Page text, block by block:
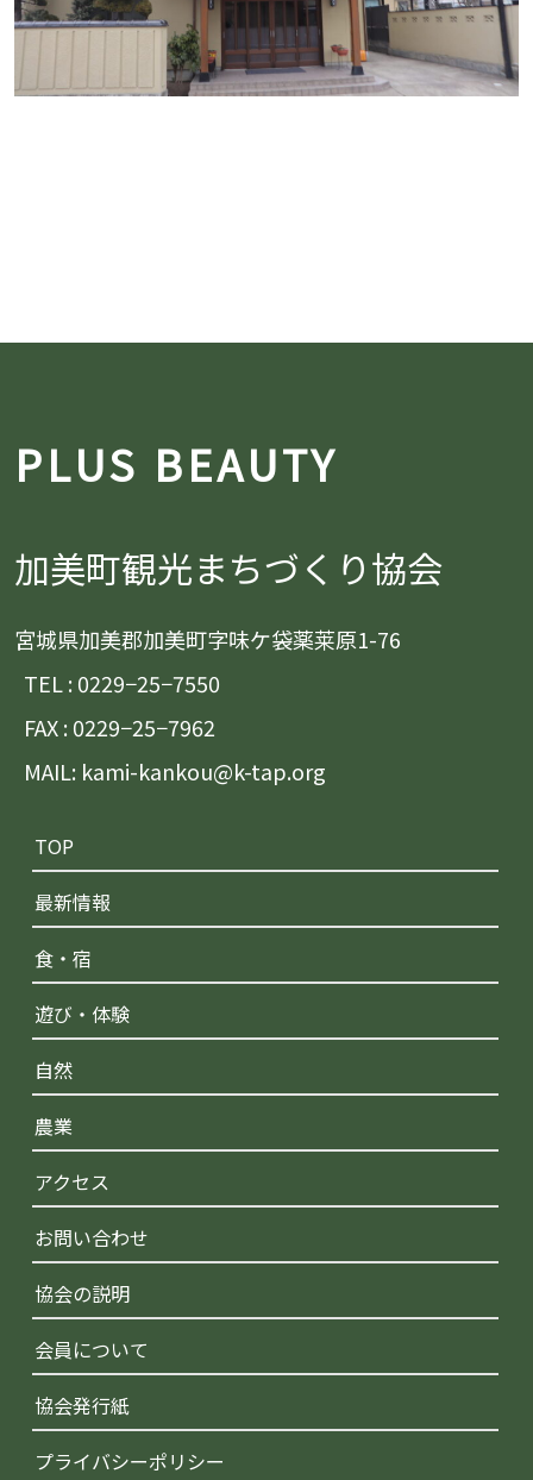
PLUS BEAUTY
加美町観光まちづくり協会
宮城県加美郡加美町字味ケ袋薬莱原1-76
TEL : 0229−25−7550
FAX : 0229−25−7962
MAIL: kami-kankou@k-tap.org
TOP
最新情報
食・宿
遊び・体験
自然
農業
アクセス
お問い合わせ
協会の説明
会員について
協会発行紙
プライバシーポリシー